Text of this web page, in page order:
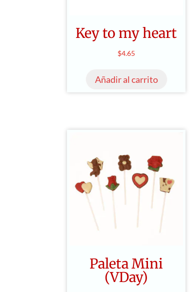
Key to my heart
$4.65
Añadir al carrito
Paleta Mini
(VDay)